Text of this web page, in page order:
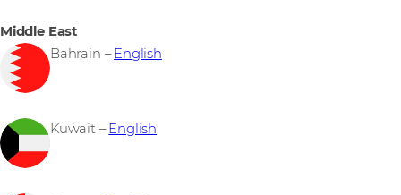
Middle East
Bahrain –English
Kuwait –English